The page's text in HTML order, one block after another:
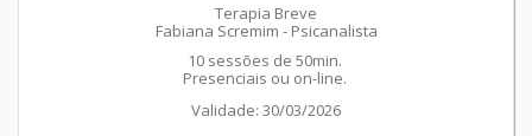
Terapia Breve
Fabiana Scremim - Psicanalista
10 sessões de 50min.
Presenciais ou on-line.
Validade: 30/03/2026